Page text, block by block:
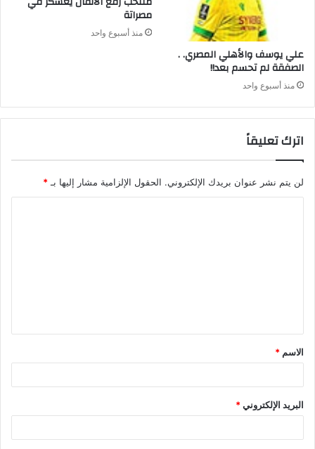
علي‭ ‬يوسف‭ ‬والأهلي‭ ‬المصري‭ . .
‬الصفقة‭ ‬لم‭ ‬تحسم‭ ‬بعد‭ !!‬
منذ أسبوع واحد
‬مصراتة‭ ‬
منذ أسبوع واحد
اترك تعليقاً
لن يتم نشر عنوان بريدك الإلكتروني. الحقول الإلزامية مشار إليها بـ *
ق
*
الاسم *
البريد الإلكتروني*